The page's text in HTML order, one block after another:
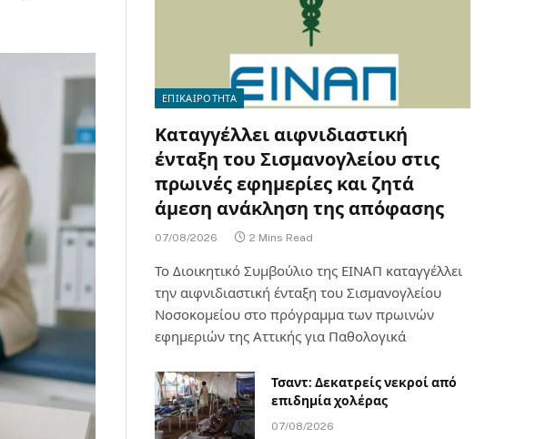
ΕΠΙΚΑΙΡΟΤΗΤΑ
Καταγγέλλει αιφνιδιαστική
ένταξη του Σισμανογλείου στις
πρωινές εφημερίες και ζητά
άμεση ανάκληση της απόφασης
07/08/2026 2 Mins Read
Το Διοικητικό Συμβούλιο της ΕΙΝΑΠ καταγγέλλει
την αιφνιδιαστική ένταξη του Σισμανογλείου
Νοσοκομείου στο πρόγραμμα των πρωινών
εφημεριών της Αττικής για Παθολογικά
Τσαντ: Δεκατρείς νεκροί από
επιδημία χολέρας
07/08/2026